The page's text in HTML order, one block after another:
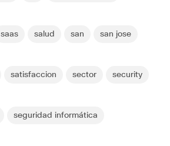
saas salud san san jose
satisfaccion sector security
seguridad informática